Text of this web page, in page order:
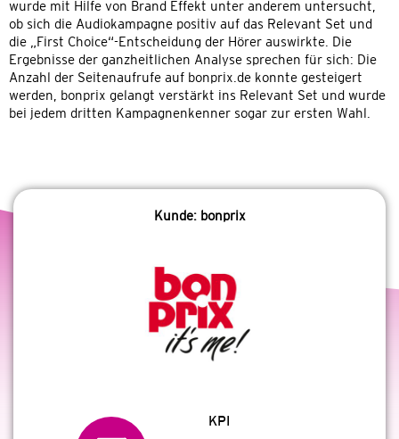
wurde mit Hilfe von Brand Effekt unter anderem untersucht,
ob sich die Audiokampagne positiv auf das Relevant Set und
die „First Choice“-Entscheidung der Hörer auswirkte. Die
Ergebnisse der ganzheitlichen Analyse sprechen für sich: Die
Anzahl der Seitenaufrufe auf bonprix.de konnte gesteigert
werden, bonprix gelangt verstärkt ins Relevant Set und wurde
bei jedem dritten Kampagnenkenner sogar zur ersten Wahl.
Kunde: bonprix
KPI